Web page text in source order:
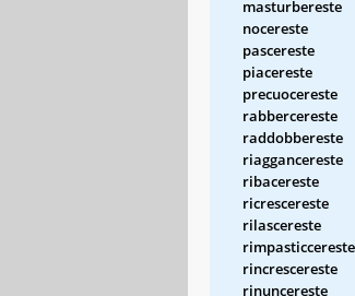
masturbereste
nocereste
pascereste
piacereste
precuocereste
rabbercereste
raddobbereste
riaggancereste
ribacereste
ricrescereste
rilascereste
rimpasticcereste
rincrescereste
rinuncereste